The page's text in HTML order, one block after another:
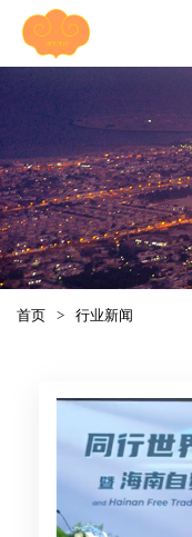
首页 > 行业新闻